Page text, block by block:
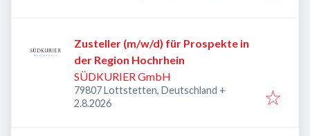
Zusteller (m/w/d) für Prospekte in
der Region Hochrhein
SÜDKURIER GmbH
79807 Lottstetten, Deutschland +
Veröffentlicht
2.8.2026